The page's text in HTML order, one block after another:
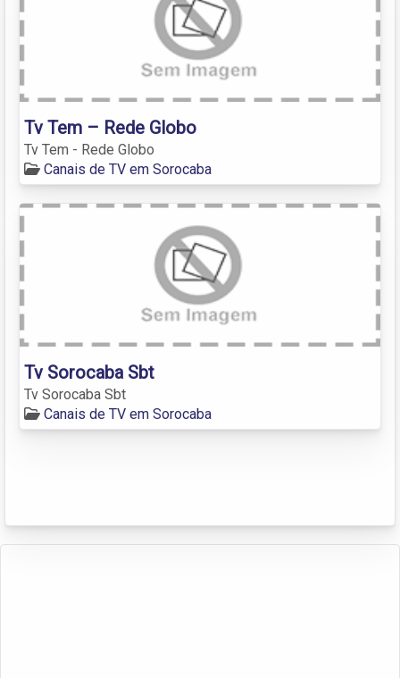
Tv Tem – Rede Globo
Tv Tem - Rede Globo
Canais de TV em Sorocaba
Tv Sorocaba Sbt
Tv Sorocaba Sbt
Canais de TV em Sorocaba